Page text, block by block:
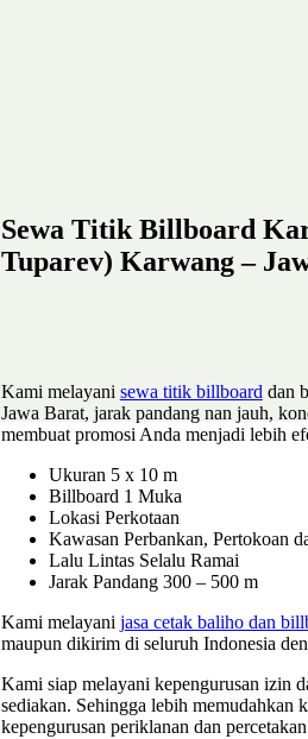
Sewa Titik Billboard
Tuparev) Karwang –
Kami melayani sewa titik billboard dan
Jawa Barat, jarak pandang nan jauh,
membuat promosi Anda menjadi lebih
Ukuran 5 x 10 m
Billboard 1 Muka
Lokasi Perkotaan
Kawasan Perbankan, Pertokoan
Lalu Lintas Selalu Ramai
Jarak Pandang 300 – 500 m
Kami melayani jasa cetak baliho dan
maupun dikirim di seluruh Indonesia
Kami siap melayani kepengurusan izin
sediakan. Sehingga lebih memudahkan
kepengurusan periklanan dan